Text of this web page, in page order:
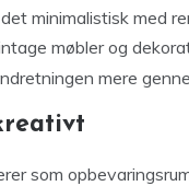
minimalistisk med
møbler og
mere
som